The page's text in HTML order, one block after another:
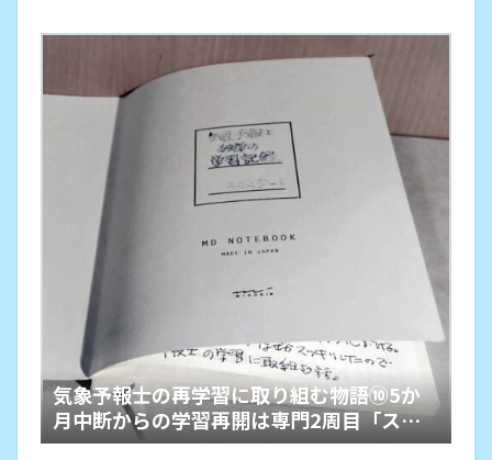
気象予報士の再学習に取り組む物語⑩5か
月中断からの学習再開は専門2周目「スル
ープット回復」